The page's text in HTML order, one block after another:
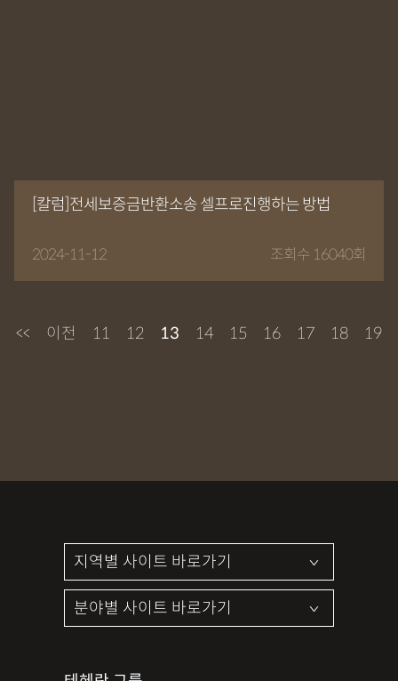
[칼럼]전세보증금반환소송 셀프로진행하는 방법
2024-11-12 조회수 16040회
<< 이전 11 12 13 14 15 16 17 18 19